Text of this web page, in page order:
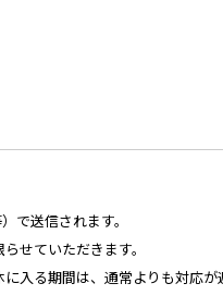
で送信されます。
せていただきます。
入る期間は、通常よりも対応が